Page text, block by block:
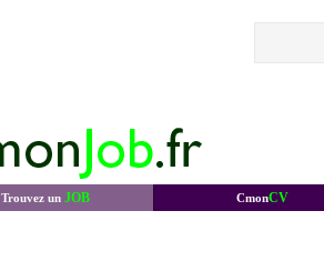
Trouvez un JOB CmonCV